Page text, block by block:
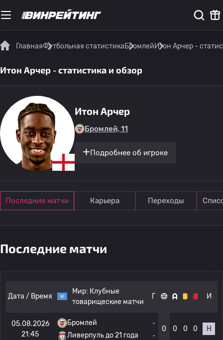
ГлавнаяФутбольная статистикаБромлейИтон Арчер -
Итон Арчер - статистика и обзор
Итон Арчер
Бромлей, 11
Подробнее об игроке
Последние матчи Карьера Переходы
Последние матчи
Дата / Время
Мир: Клубные
товарищеские матчи
Г И
05.08.2026
21:45
Бромлей
Ливерпуль до 21 года
-
-
0 0 0 0 Н